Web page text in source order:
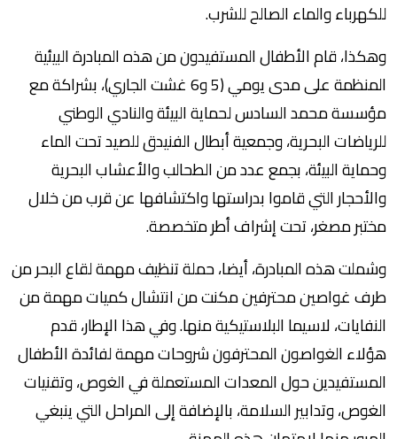
للكهرباء والماء الصالح للشرب.
وهكذا، قام الأطفال المستفيدون من هذه المبادرة البيئية
المنظمة على مدى يومي (5 و6 غشت الجاري)، بشراكة مع
مؤسسة محمد السادس لحماية البيئة والنادي الوطني
للرياضات البحرية، وجمعية أبطال الفنيدق للصيد تحت الماء
وحماية البيئة، بجمع عدد من الطحالب والأعشاب البحرية
والأحجار التي قاموا بدراستها واكتشافها عن قرب من خلال
مختبر مصغر، تحت إشراف أطر متخصصة.
وشملت هذه المبادرة، أيضا، حملة تنظيف مهمة لقاع البحر من
طرف غواصين محترفين مكنت من انتشال كميات مهمة من
النفايات، لاسيما البلاستيكية منها. وفي هذا الإطار، قدم
هؤلاء الغواصون المحترفون شروحات مهمة لفائدة الأطفال
المستفيدين حول المعدات المستعملة في الغوص، وتقنيات
الغوص، وتدابير السلامة، بالإضافة إلى المراحل التي ينبغي